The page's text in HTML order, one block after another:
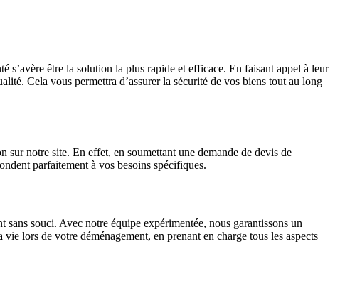
s’avère être la solution la plus rapide et efficace. En faisant appel à leur
Cela vous permettra d’assurer la sécurité de vos biens tout au long
notre site. En effet, en soumettant une demande de devis de
parfaitement à vos besoins spécifiques.
souci. Avec notre équipe expérimentée, nous garantissons un
lors de votre déménagement, en prenant en charge tous les aspects